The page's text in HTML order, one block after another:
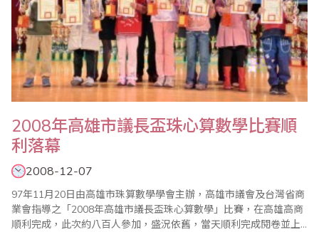
2008年高雄市議長盃珠心算數學比賽順
利落幕
2008-12-07
97年11月20日由高雄市珠算數學學會主辦，高雄市議會及台灣省商
業會指導之「2008年高雄市議長盃珠心算數學」比賽，在高雄高商
順利完成，此次約八百人參加，盛況依舊，當天順利完成閱卷並上